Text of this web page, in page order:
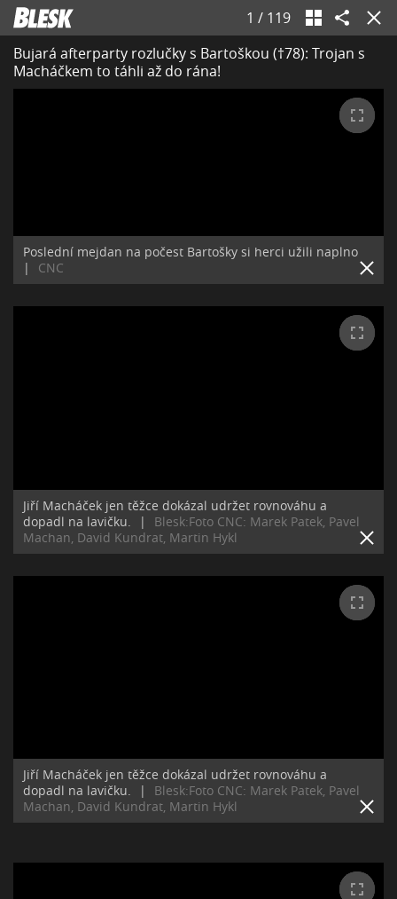
1 / 119
Bujará afterparty rozlučky s Bartoškou (†78): Trojan s
Macháčkem to táhli až do rána!
Poslední mejdan na počest Bartošky si herci užili naplno
|
CNC
Jiří Macháček jen těžce dokázal udržet rovnováhu a
dopadl na lavičku.
|
Blesk:Foto CNC: Marek Patek, Pavel
Machan, David Kundrat, Martin Hykl
Jiří Macháček jen těžce dokázal udržet rovnováhu a
dopadl na lavičku.
|
Blesk:Foto CNC: Marek Patek, Pavel
Machan, David Kundrat, Martin Hykl